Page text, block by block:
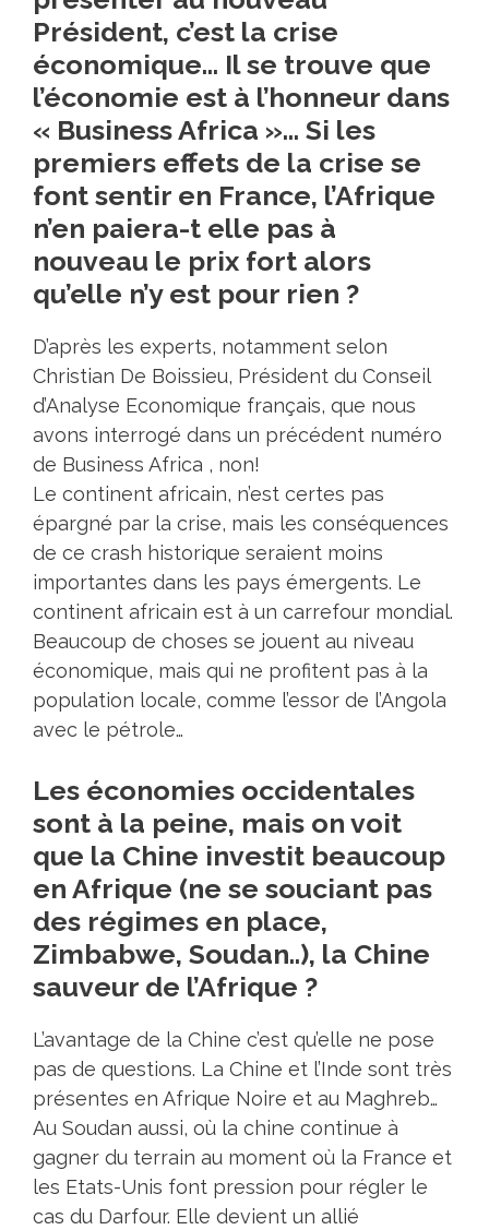
Président, c’est la crise
économique… Il se trouve que
l’économie est à l’honneur dans
« Business Africa »… Si les
premiers effets de la crise se
font sentir en France, l’Afrique
n’en paiera-t elle pas à
nouveau le prix fort alors
qu’elle n’y est pour rien ?
D’après les experts, notamment selon
Christian De Boissieu, Président du Conseil
d’Analyse Economique français, que nous
avons interrogé dans un précédent numéro
de Business Africa , non!
Le continent africain, n’est certes pas
épargné par la crise, mais les conséquences
de ce crash historique seraient moins
importantes dans les pays émergents. Le
continent africain est à un carrefour mondial.
Beaucoup de choses se jouent au niveau
économique, mais qui ne profitent pas à la
population locale, comme l’essor de l’Angola
avec le pétrole…
Les économies occidentales
sont à la peine, mais on voit
que la Chine investit beaucoup
en Afrique (ne se souciant pas
des régimes en place,
Zimbabwe, Soudan..), la Chine
sauveur de l’Afrique ?
L’avantage de la Chine c’est qu’elle ne pose
pas de questions. La Chine et l’Inde sont très
présentes en Afrique Noire et au Maghreb…
Au Soudan aussi, où la chine continue à
gagner du terrain au moment où la France et
les Etats-Unis font pression pour régler le
cas du Darfour. Elle devient un allié